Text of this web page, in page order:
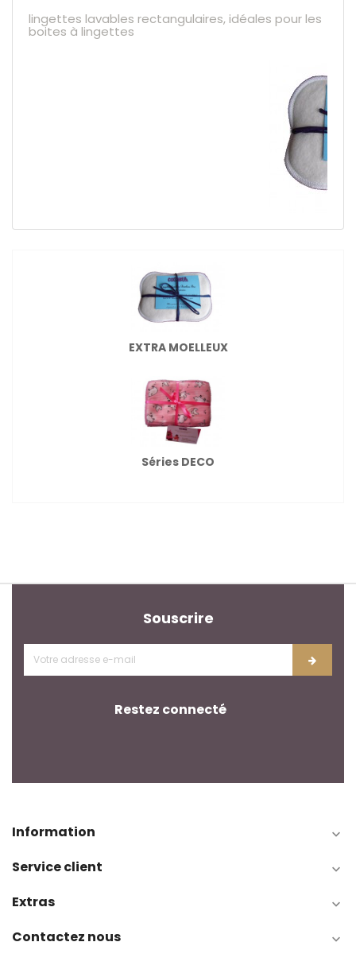
lingettes lavables rectangulaires, idéales pour les
boites à lingettes
EXTRA MOELLEUX
Séries DECO
Souscrire
Restez connecté
Information 
Service client 
Extras 
Contactez nous 